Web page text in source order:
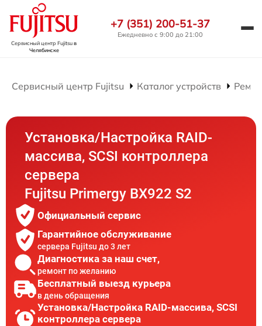
Сервисный центр Fujitsuв
Челябинске
+7 (351) 200-51-37
Ежедневно с 9:00 до 21:00
Сервисный центр Fujitsu Каталог устройств
Установка/Настройка RAID-
массива, SCSI контроллера
сервера
Fujitsu Primergy BX922 S2
Официальный сервис
Гарантийное обслуживание
сервера Fujitsu до 3 лет
Диагностика за наш счет,
ремонт по желанию
Бесплатный выезд курьера
в день обращения
Установка/Настройка RAID-массива, SCSI
контроллера сервера